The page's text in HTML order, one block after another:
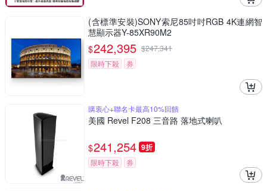
(含標準安裝)SONY索尼85吋吋RGB 4K連網智
慧顯示器Y-85XR90M2
$242,395 $247,341
限時下殺
券
購衷心+聯名卡最高10%回饋
美國 Revel F208 三音路 落地式喇叭
$241,254 9折
限時下殺 券